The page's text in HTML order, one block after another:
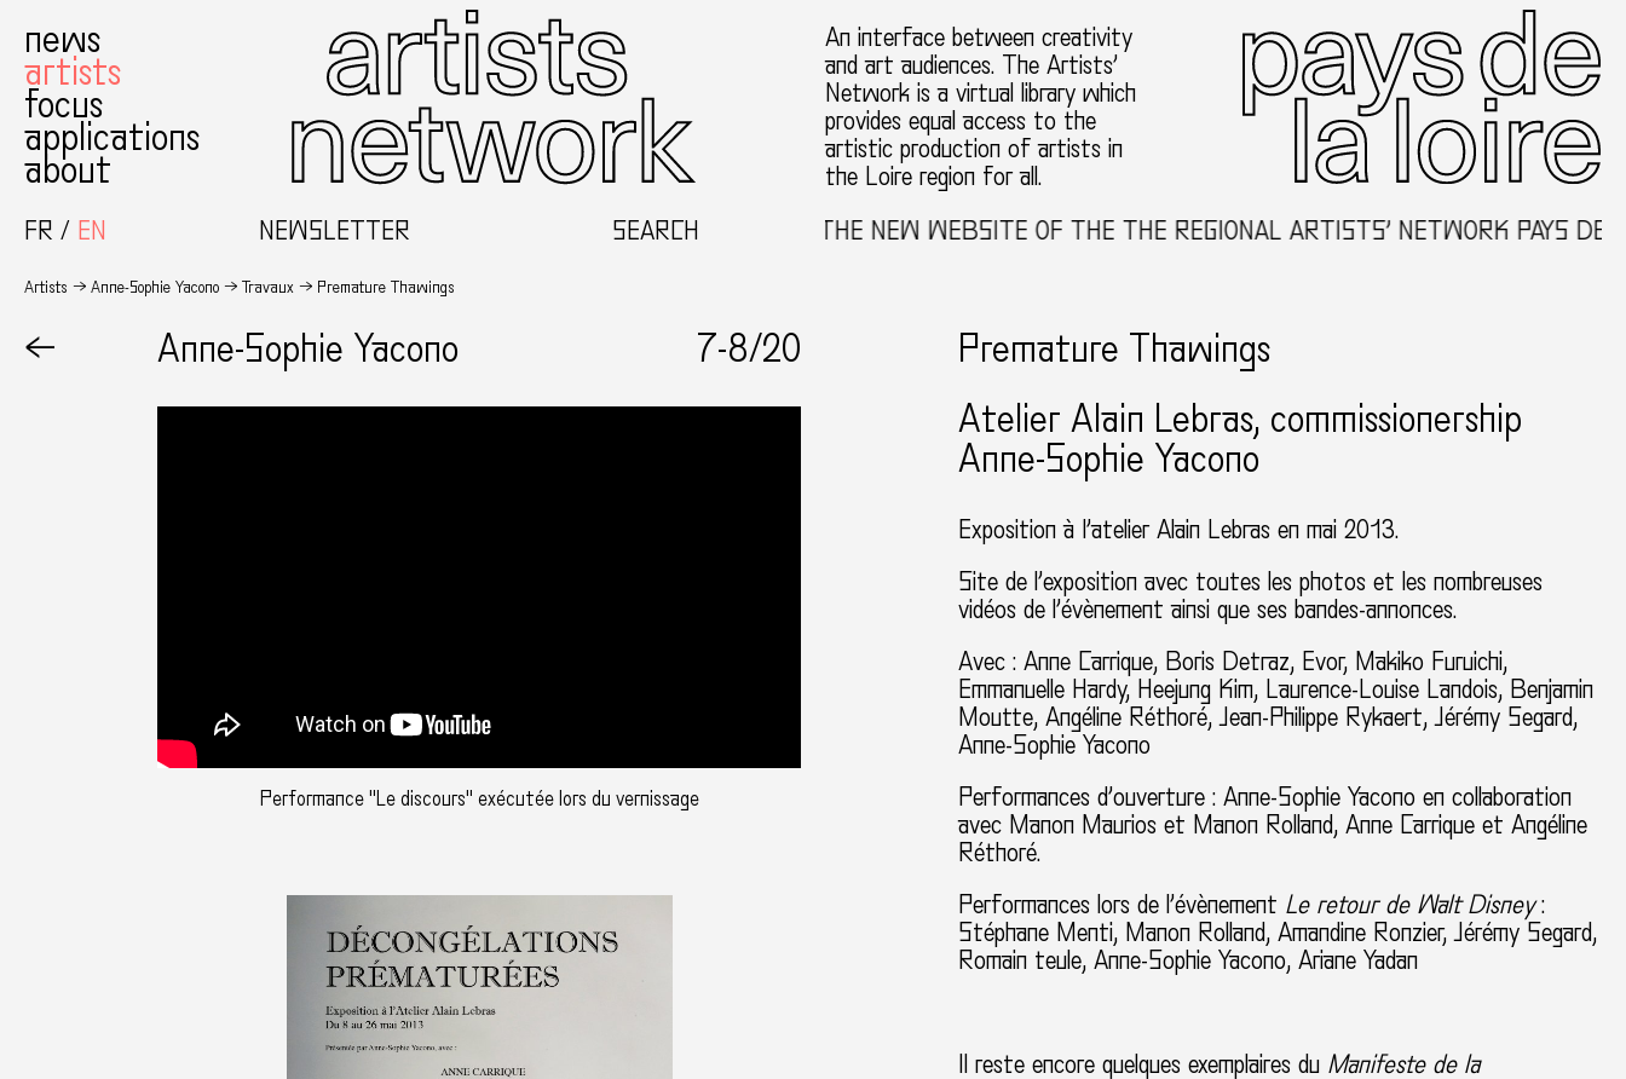
news
artists
focus
applications
about
An interface between creativity
and art audiences. The Artists’
Network is a virtual library which
provides equal access to the
artistic production of artists in
the Loire region for all.
FR
EN NEWSLETTER SEARCH
WELCOME TO THE NEW WEBSITE OF THE THE REGIONAL ARTISTS’ NETWORK PAYS DE LA
Artists Anne-Sophie Yacono Travaux Premature Thawings
← Anne-Sophie Yacono 7-8/20
Performance "Le discours" exécutée lors du vernissage
Premature Thawings
Atelier Alain Lebras commissionership
Anne-Sophie Yacono
Exposition à l’atelier Alain Lebras en mai 2013.
Site de l’exposition avec toutes les photos et les nombreuses
vidéos de l’évènement ainsi que ses bandes-annonces.
Avec :Anne Carrique, Boris Detraz, Evor, Makiko Furuichi,
Emmanuelle Hardy, Heejung Kim, Laurence-Louise Landois, Benjamin
Moutte, Angéline Réthoré, Jean-Philippe Rykaert, Jérémy Segard,
Anne-Sophie Yacono
Performances d’ouverture :Anne-Sophie Yacono en collaboration
avec Manon Maurios et Manon Rolland, Anne Carrique et Angéline
Réthoré.
Performances lors de l’évènement Le retour de Walt Disney:
Stéphane Menti, Manon Rolland, Amandine Ronzier, Jérémy Segard,
Romain teule, Anne-Sophie Yacono, Ariane Yadan
Il reste encore quelques exemplaires du Manifeste de la